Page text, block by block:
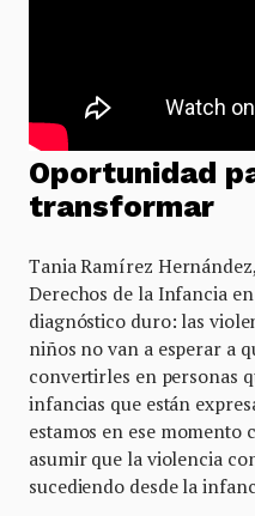
Oportunidad
transformar
Tania Ramírez
Derechos de la Infancia
diagnóstico duro: las
niños no van a esperar a
convertirles en personas
infancias que están
estamos en ese momento
asumir que la violencia
sucediendo desde la